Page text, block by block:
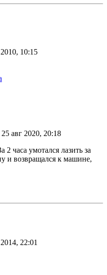
10:15
25 авг 2020, 20:18
часа умотался лазить за
и возвращался к машине,
22:01